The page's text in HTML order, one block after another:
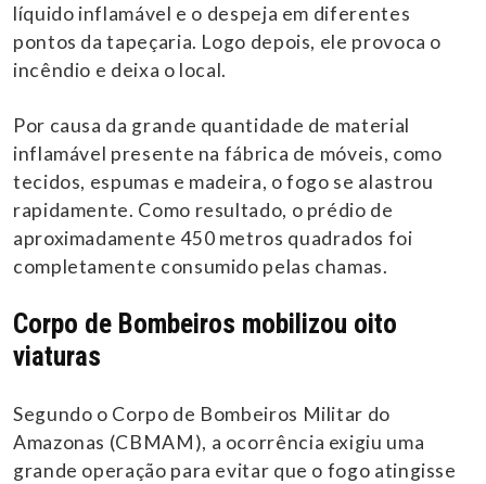
líquido inflamável e o despeja em diferentes
pontos da tapeçaria. Logo depois, ele provoca o
incêndio e deixa o local.
Por causa da grande quantidade de material
inflamável presente na fábrica de móveis, como
tecidos, espumas e madeira, o fogo se alastrou
rapidamente. Como resultado, o prédio de
aproximadamente 450 metros quadrados foi
completamente consumido pelas chamas.
Corpo de Bombeiros mobilizou oito
viaturas
Segundo o Corpo de Bombeiros Militar do
Amazonas (CBMAM), a ocorrência exigiu uma
grande operação para evitar que o fogo atingisse